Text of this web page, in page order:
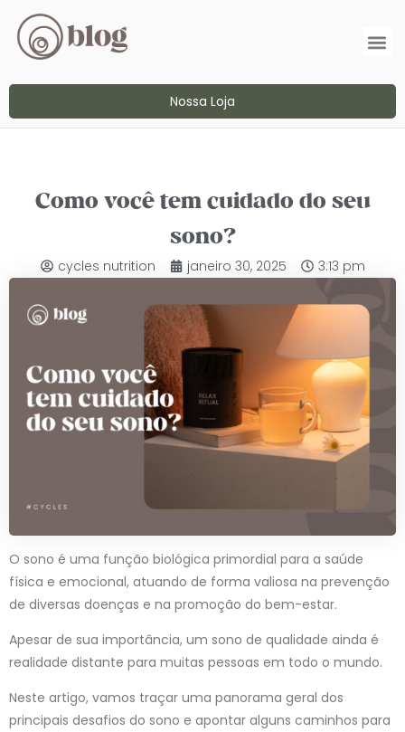
Nossa Loja
Como você tem cuidado do seu
sono?
cycles nutrition janeiro 30, 2025 3:13 pm
O sono é uma função biológica primordial para a saúde
física e emocional, atuando de forma valiosa na prevenção
de diversas doenças e na promoção do bem-estar.
Apesar de sua importância, um sono de qualidade ainda é
realidade distante para muitas pessoas em todo o mundo.
Neste artigo, vamos traçar uma panorama geral dos
principais desafios do sono e apontar alguns caminhos para